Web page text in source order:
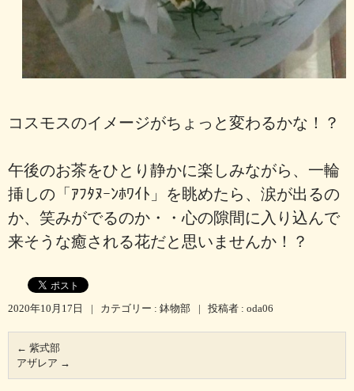
コスモスのイメージがちょっと変わるかな！？
午後のお茶をひとり静かに楽しみながら、一輪
挿しの「ｱﾌﾀﾇｰﾝﾎﾜｲﾄ」を眺めたら、涙が出るの
か、笑みがでるのか・・心の隙間に入り込んで
来そうな癒される花だと思いませんか！？
2020年10月17日 | カテゴリー : 鉢物部 | 投稿者 : oda06
← 紫式部
アザレア →